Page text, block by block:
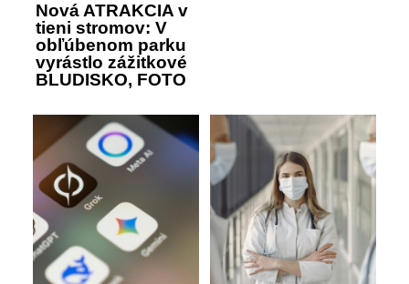
Nová ATRAKCIA v
tieni stromov: V
obľúbenom parku
vyrástlo zážitkové
BLUDISKO, FOTO